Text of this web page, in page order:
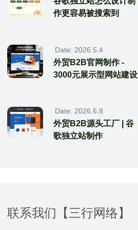
作更容易被搜索到
Date: 2026.5.4
外贸B2B官网制作 -
3000元展示型网站建设
Date: 2026.6.8
外贸B2B源头工厂 | 谷
歌独立站制作
联系我们【三行网络】